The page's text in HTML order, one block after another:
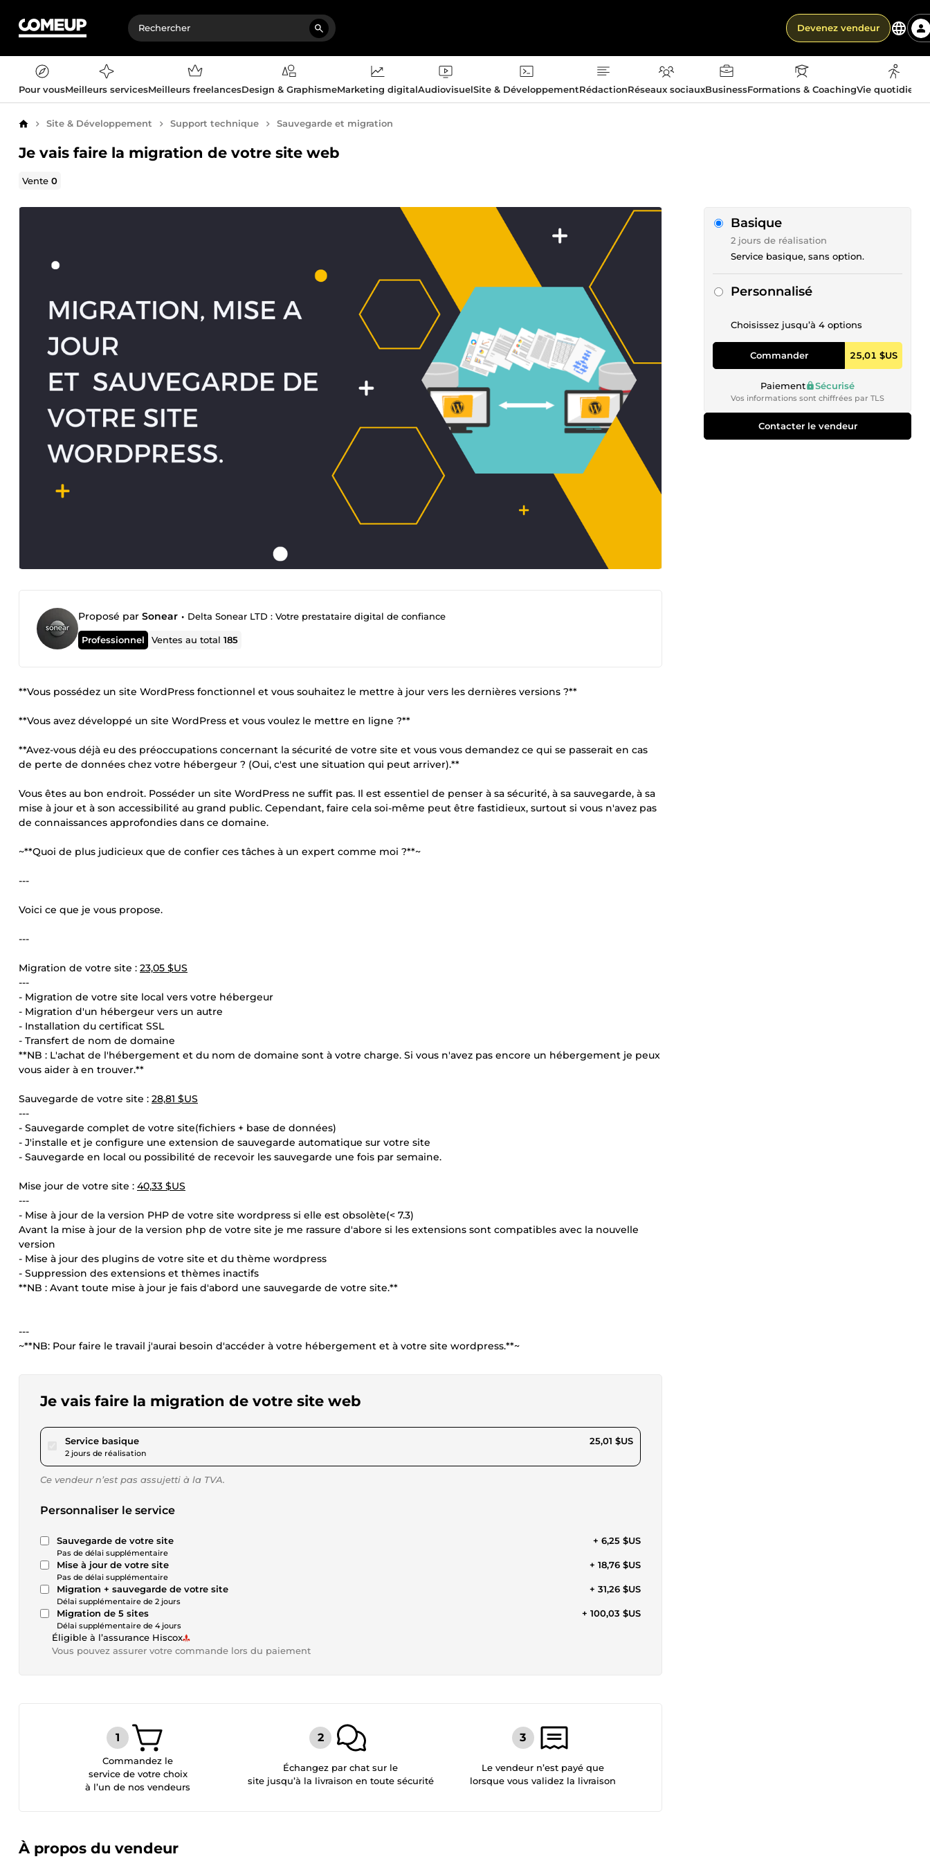
Devenez vendeur
Pour vousMeilleurs servicesMeilleurs freelancesDesign & GraphismeMarketing digitalAudiovisuelSite & DéveloppementRédactionRéseaux sociauxBusinessFormations & CoachingVie
AccueilSite & Développement Support technique Sauvegarde et migration
Je vais faire la migration de votre site web
Vente0
Proposé par Sonear • Delta Sonear LTD : Votre prestataire digital de confiance
Professionnel Ventes au total185
**Vous possédez un site WordPress fonctionnel et vous souhaitez le mettre à jour vers les dernières versions ?**
**Vous avez développé un site WordPress et vous voulez le mettre en ligne ?**
**Avez-vous déjà eu des préoccupations concernant la sécurité de votre site et vous vous demandez ce qui se passerait en cas
de perte de données chez votre hébergeur ? (Oui, c'est une situation qui peut arriver).**
Vous êtes au bon endroit. Posséder un site WordPress ne suffit pas. Il est essentiel de penser à sa sécurité, à sa sauvegarde, à sa
mise à jour et à son accessibilité au grand public. Cependant, faire cela soi-même peut être fastidieux, surtout si vous n'avez pas
de connaissances approfondies dans ce domaine.
~**Quoi de plus judicieux que de confier ces tâches à un expert comme moi ?**~
---
Voici ce que je vous propose.
---
Migration de votre site : 23,05 $US
---
- Migration de votre site local vers votre hébergeur
- Migration d'un hébergeur vers un autre
- Installation du certificat SSL
- Transfert de nom de domaine
**NB : L'achat de l'hébergement et du nom de domaine sont à votre charge. Si vous n'avez pas encore un hébergement je peux
vous aider à en trouver.**
Sauvegarde de votre site : 28,81 $US
---
- Sauvegarde complet de votre site(fichiers + base de données)
- J'installe et je configure une extension de sauvegarde automatique sur votre site
- Sauvegarde en local ou possibilité de recevoir les sauvegarde une fois par semaine.
Mise jour de votre site : 40,33 $US
---
- Mise à jour de la version PHP de votre site wordpress si elle est obsolète(< 7.3)
Avant la mise à jour de la version php de votre site je me rassure d'abore si les extensions sont compatibles avec la nouvelle
version
- Mise à jour des plugins de votre site et du thème wordpress
- Suppression des extensions et thèmes inactifs
**NB : Avant toute mise à jour je fais d'abord une sauvegarde de votre site.**
---
~**NB: Pour faire le travail j'aurai besoin d'accéder à votre hébergement et à votre site wordpress.**~
Je vais faire la migration de votre site web
Service basiquepour 23,05 $US
2 jours de réalisation
25,01 $US
Ce vendeur n’est pas assujetti à la TVA.
Personnaliser le service
Sauvegarde de votre site
Pas de délai supplémentaire
+ 6,25 $US
Mise à jour de votre site
Pas de délai supplémentaire
+ 18,76 $US
Migration + sauvegarde de votre site
Délai supplémentaire de 2 jours
+ 31,26 $US
Migration de 5 sites
Délai supplémentaire de 4 jours
+ 100,03 $US
Éligible à l’assurance Hiscox
Vous pouvez assurer votre commande lors du paiement
Basique
2 jours de réalisation
Service basique, sans option.
Personnalisé
Choisissez jusqu’à 4 options
Commander 25,01 $US
Paiement Sécurisé
Vos informations sont chiffrées par TLS
Contacter le vendeur
Commandez le
service de votre choix
à l’un de nos vendeurs
Échangez par chat sur le
site jusqu’à la livraison en toute sécurité
Le vendeur n’est payé que
lorsque vous validez la livraison
À propos du vendeur